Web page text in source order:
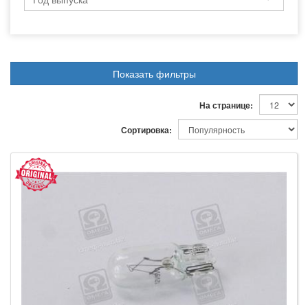
Показать фильтры
На странице:
Сортировка: